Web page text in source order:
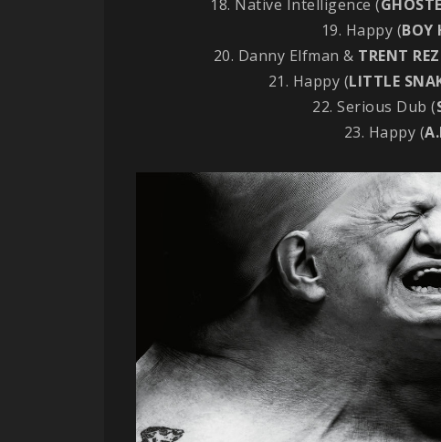
18. Native Intelligence (
19. Happy (BOY
20. Danny Elfman & TRENT
21. Happy (LITTLE
22. Serious Dub (
23. Happy (